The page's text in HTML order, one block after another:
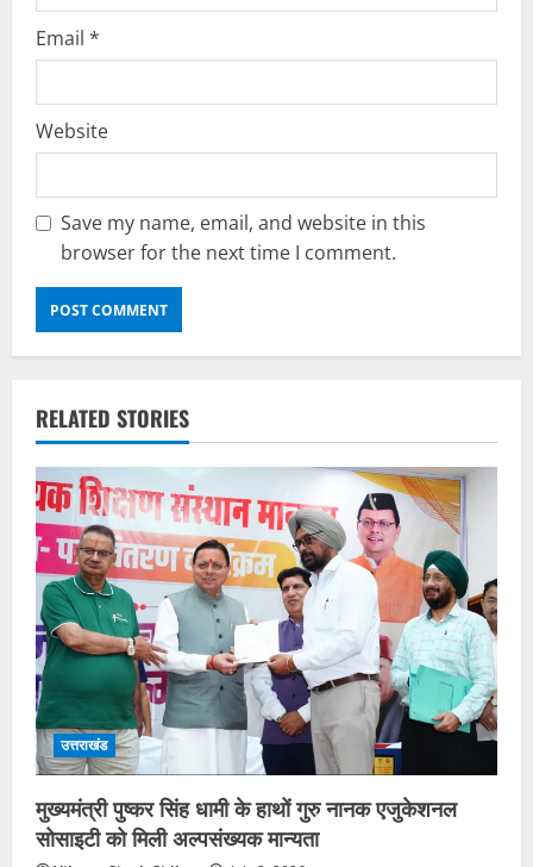
Email *
Website
Save my name, email, and website in this
browser for the next time I comment.
RELATED STORIES
उत्तराखंड
मुख्यमंत्री पुष्कर सिंह धामी के हाथों गुरु नानक एजुकेशनल
सोसाइटी को मिली अल्पसंख्यक मान्यता